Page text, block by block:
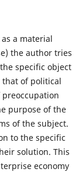
a material
the author tries
specific object
of political
purpose of the
of the subject.
to the specific
solution. This
economy